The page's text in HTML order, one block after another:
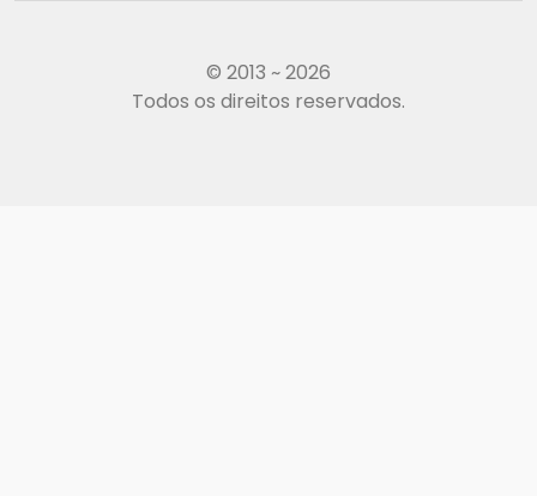
© 2013 ~ 2026
Todos os direitos reservados.